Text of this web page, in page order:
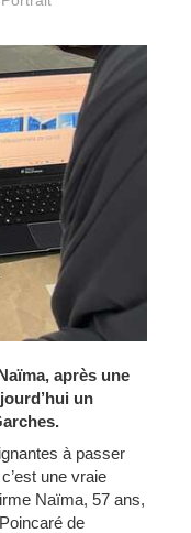
après une
un
à passer
une vraie
Naïma, 57 ans,
de